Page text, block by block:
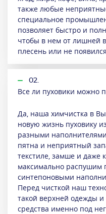
также любые
специальное
позволяет быстро и
чтобы в нем от лишней
плесень или не
02.
Все ли пуховики можно
Да, наша химчистка в
новую жизнь пуховику
разными
пятна и неприятный
текстиле, замше и даже
максимально распушим
синтепоновыми
Перед чисткой наш
такой верхней одежды
средства именно под